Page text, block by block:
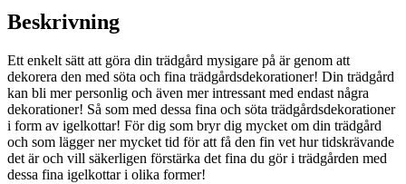
Beskrivning
Ett enkelt sätt att göra din trädgård mysigare på är genom att
dekorera den med söta och fina trädgårdsdekorationer! Din trädgård
kan bli mer personlig och även mer intressant med endast några
dekorationer! Så som med dessa fina och söta trädgårdsdekorationer
i form av igelkottar! För dig som bryr dig mycket om din trädgård
och som lägger ner mycket tid för att få den fin vet hur tidskrävande
det är och vill säkerligen förstärka det fina du gör i trädgården med
dessa fina igelkottar i olika former!